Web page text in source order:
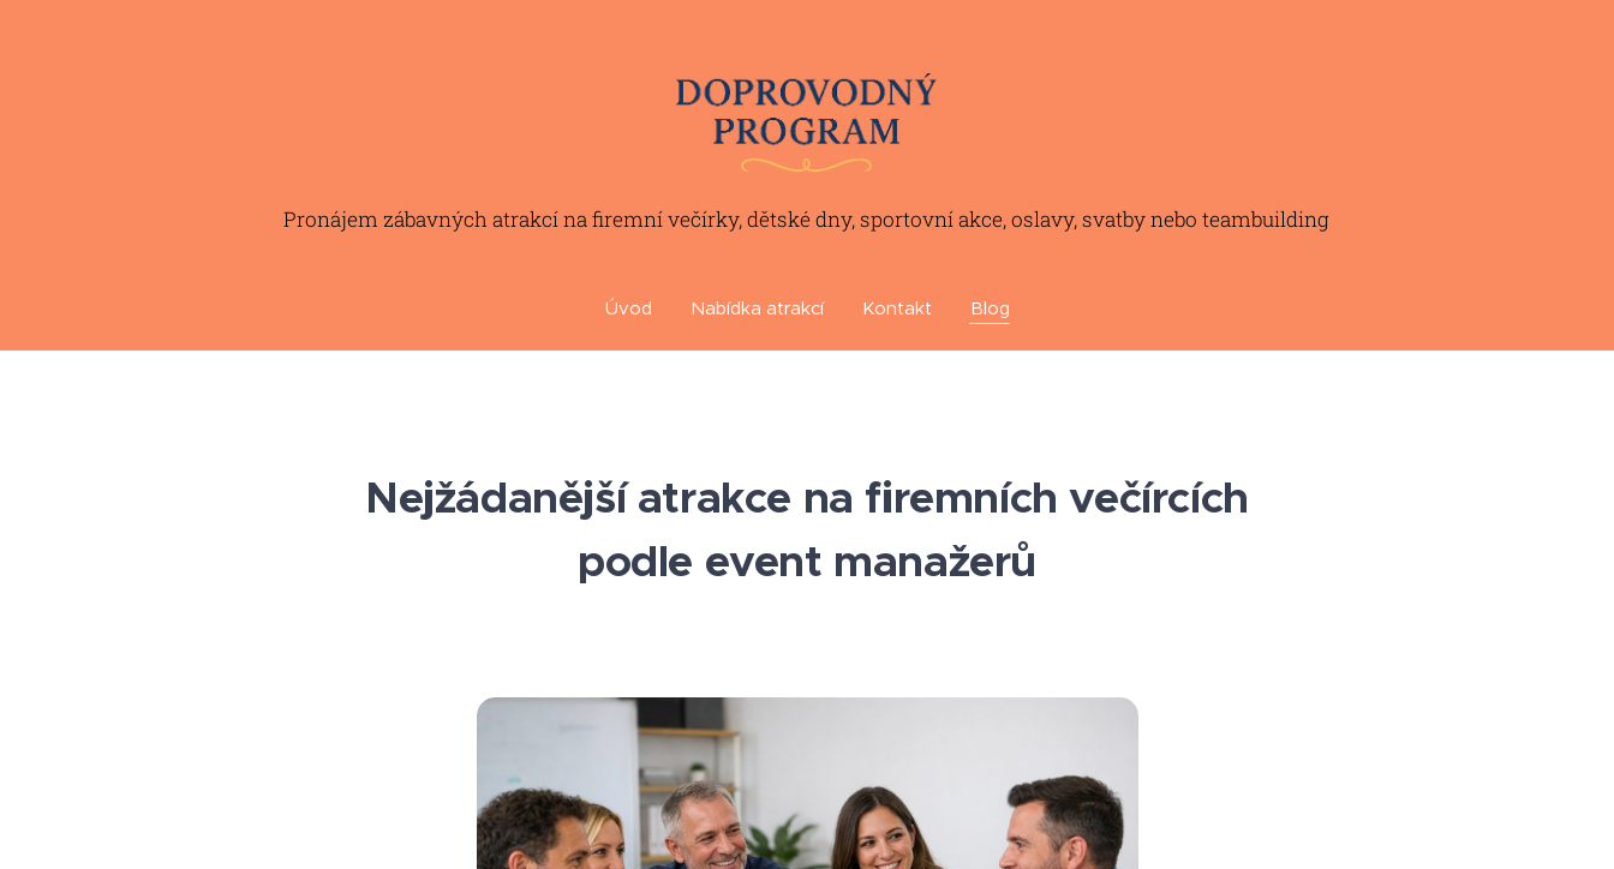
Pronájem zábavných atrakcí na firemní večírky, dětské dny, sportovní akce, oslavy, svatby nebo teambuilding
Úvod Nabídka atrakcí Kontakt Blog
Nejžádanější atrakce na firemních večírcích
podle event manažerů